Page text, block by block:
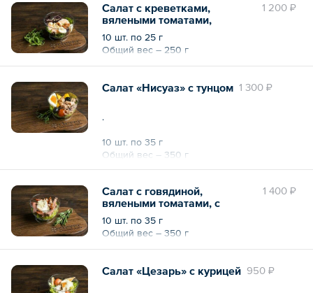
1 200 ₽
Салат с креветками,
вялеными томатами,
моцареллой и миндалем
10 шт. по 25 г
Общий вес – 250 г
1 300 ₽
Салат «Нисуаз» с тунцом
.
10 шт. по 35 г
Общий вес – 350 г
1 400 ₽
Салат с говядиной,
вялеными томатами, с
соусом «Вителло» и
пармезаном
10 шт. по 35 г
Общий вес – 350 г
950 ₽
Салат «Цезарь» с курицей